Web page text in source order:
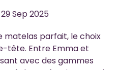
29 Sep 2025
matelas parfait, le choix
tête. Entre Emma et
avec des gammes